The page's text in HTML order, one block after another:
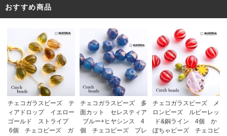
おすすめ商品
チェコガラスビーズ テ
ィアドロップ イエロー
ゴールド ストライプ
6個 チェコビーズ ガ
チェコガラスビーズ 多
面カット セレスティア
ブルー+ヒヤシンス 4
個 チェコビーズ プレ
チェコガラスビーズ メ
ロンビーズ ルビーレッ
ド&銅ライン 4個 か
ぼちゃビーズ チェコビ